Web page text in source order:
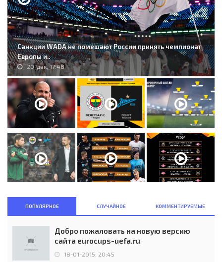
Санкции WADA не помешают России принять чемпионат
Европы и..
20-дек, 17:48
ПОПУЛЯРНОЕ СЛУЧАЙНОЕ КОММЕНТИРУЕМЫЕ
Добро пожаловать на новую версию
сайта eurocups-uefa.ru
18-01-2015, 20:45